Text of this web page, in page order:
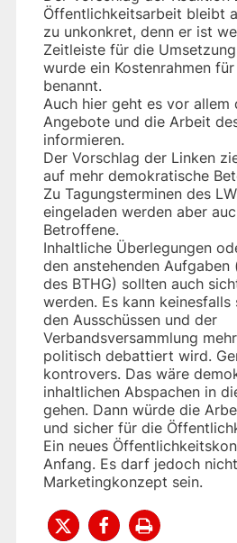
Öffentlichkeitsarbeit bleibt
zu unkonkret, denn er ist
Zeitleiste für die
wurde ein Kostenrahmen
benannt.
Auch hier geht es vor allem
Angebote und die Arbeit
informieren.
Der Vorschlag der Linken
auf mehr demokratische
Zu Tagungsterminen des
eingeladen werden aber
Betroffene.
Inhaltliche Überlegungen
den anstehenden Aufgaben
des BTHG) sollten auch
werden. Es kann keinesfalls
den Ausschüssen und der
Verbandsversammlung
politisch debattiert wird.
kontrovers. Das wäre
inhaltlichen Abspachen in
gehen. Dann würde die
und sicher für die
Ein neues
Anfang. Es darf jedoch
Marketingkonzept sein.